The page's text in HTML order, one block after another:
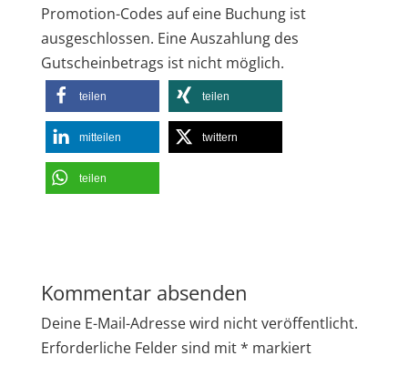
Promotion-Codes auf eine Buchung ist
ausgeschlossen. Eine Auszahlung des
Gutscheinbetrags ist nicht möglich.
teilen teilen
mitteilen twittern
teilen
Kommentar absenden
Deine E-Mail-Adresse wird nicht veröffentlicht.
Erforderliche Felder sind mit* markiert